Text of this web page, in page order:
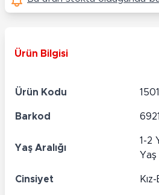
Ürün Bilgisi
Ürün Kodu
Barkod
Yaş Aralığı
1-2
Yaş
Cinsiyet